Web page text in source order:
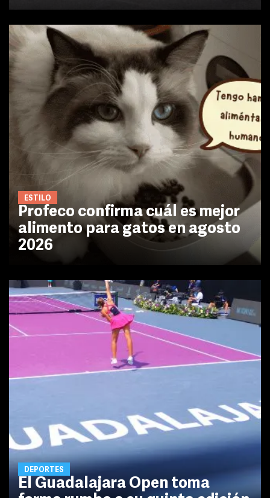
ESTILO
Profeco confirma cuál es mejor
alimento para gatos en agosto
2026
DEPORTES
El Guadalajara Open toma